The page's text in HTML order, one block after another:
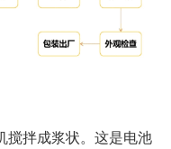
搅拌成浆状。这是电池